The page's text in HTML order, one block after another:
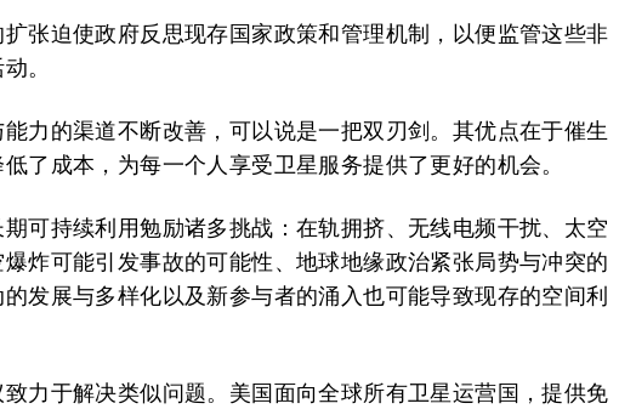
张迫使政府反思现存国家政策和管理机制，以便监管这些非
。
力的渠道不断改善，可以说是一把双刃剑。其优点在于催生
了成本，为每一个人享受卫星服务提供了更好的机会。
可持续利用勉励诸多挑战：在轨拥挤、无线电频干扰、太空
炸可能引发事故的可能性、地球地缘政治紧张局势与冲突的
发展与多样化以及新参与者的涌入也可能导致现存的空间利
力于解决类似问题。美国面向全球所有卫星运营国，提供免